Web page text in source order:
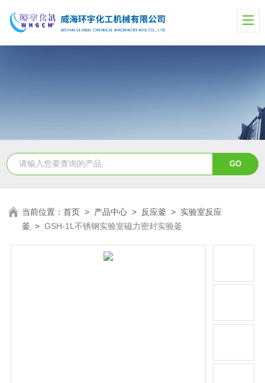
当前位置：首页 > 产品中心 > 反应釜 > 实验室反应
釜 >GSH-1L不锈钢实验室磁力密封实验釜